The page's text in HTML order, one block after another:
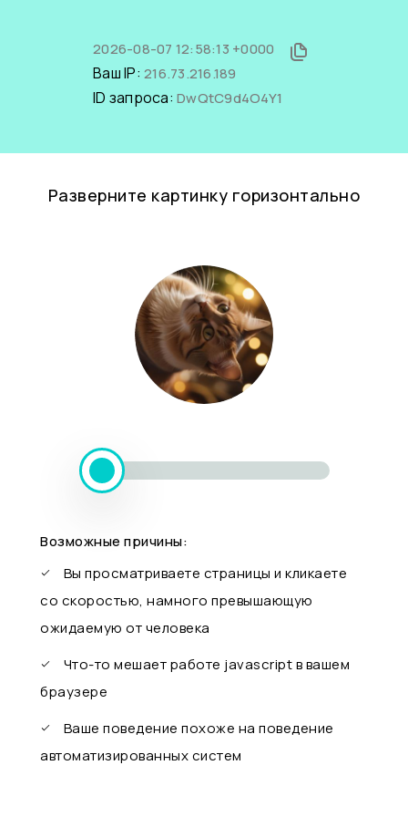
2026-08-07 12:58:13 +0000
Ваш IP: 216.73.216.189
ID запроса: DwQtC9d4O4Y1
Разверните картинку горизонтально
Возможные причины:
Вы просматриваете страницы и кликаете
со скоростью, намного превышающую
ожидаемую от человека
Что-то мешает работе javascript в вашем
браузере
Ваше поведение похоже на поведение
автоматизированных систем